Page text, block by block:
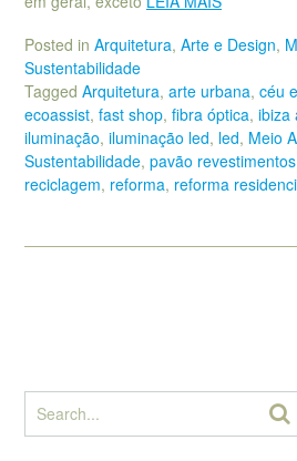
Posted in Arquitetura, Arte e Design,
Sustentabilidade
Tagged Arquitetura, arte urbana, céu
ecoassist, fast shop, fibra óptica, ibiza
iluminação, iluminação led, led, Meio
Sustentabilidade, pavão revestimentos
reciclagem, reforma, reforma